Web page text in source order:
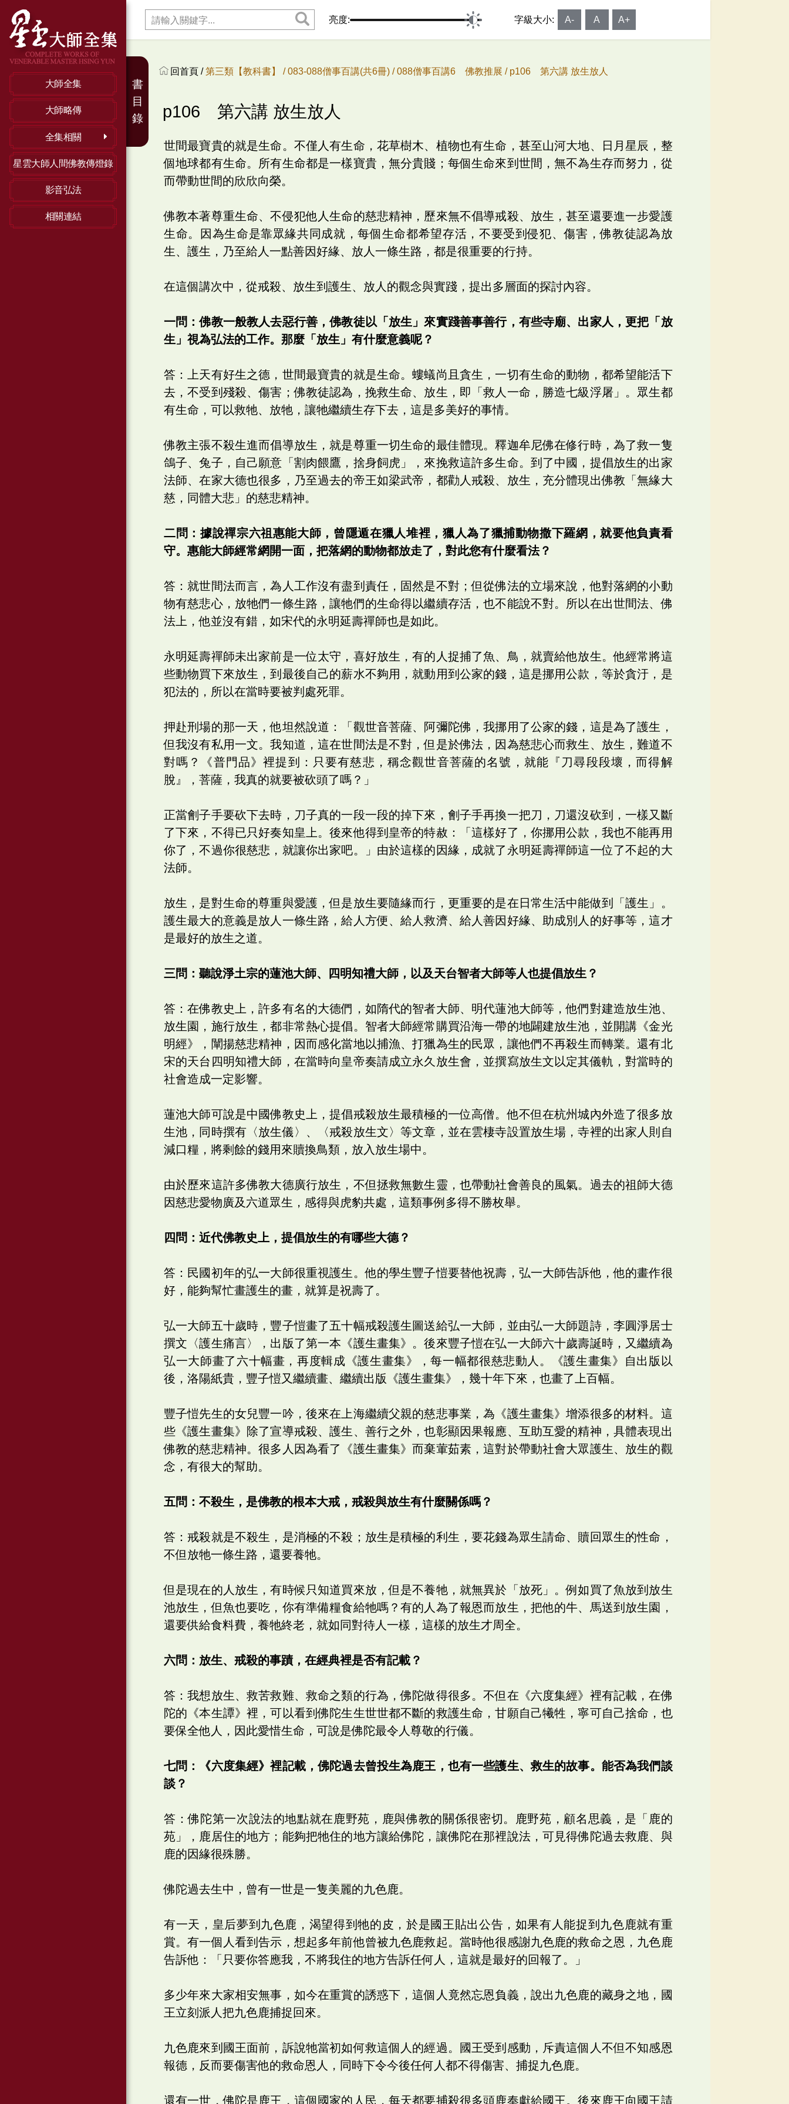
大師全集
大師略傳
全集相關
星雲大師人間佛教傳燈錄
影音弘法
相關連結
亮度: 字級大小: A- A A+
回首頁 /第三類【教科書】 /083-088僧事百講(共6冊) /088僧事百講6 佛教推展 / p106 第六講 放生放人
p106 第六講 放生放人
世間最寶貴的就是生命。不僅人有生命，花草樹木、植物也有生命，甚至山河大地、日月星辰，整
個地球都有生命。所有生命都是一樣寶貴，無分貴賤；每個生命來到世間，無不為生存而努力，從
而帶動世間的欣欣向榮。
佛教本著尊重生命、不侵犯他人生命的慈悲精神，歷來無不倡導戒殺、放生，甚至還要進一步愛護
生命。因為生命是靠眾緣共同成就，每個生命都希望存活，不要受到侵犯、傷害，佛教徒認為放
生、護生，乃至給人一點善因好緣、放人一條生路，都是很重要的行持。
在這個講次中，從戒殺、放生到護生、放人的觀念與實踐，提出多層面的探討內容。
一問：佛教一般教人去惡行善，佛教徒以「放生」來實踐善事善行，有些寺廟、出家人，更把「放
生」視為弘法的工作。那麼「放生」有什麼意義呢？
答：上天有好生之德，世間最寶貴的就是生命。螻蟻尚且貪生，一切有生命的動物，都希望能活下
去，不受到殘殺、傷害；佛教徒認為，挽救生命、放生，即「救人一命，勝造七級浮屠」。眾生都
有生命，可以救牠、放牠，讓牠繼續生存下去，這是多美好的事情。
佛教主張不殺生進而倡導放生，就是尊重一切生命的最佳體現。釋迦牟尼佛在修行時，為了救一隻
鴿子、兔子，自己願意「割肉餵鷹，捨身飼虎」，來挽救這許多生命。到了中國，提倡放生的出家
法師、在家大德也很多，乃至過去的帝王如梁武帝，都勸人戒殺、放生，充分體現出佛教「無緣大
慈，同體大悲」的慈悲精神。
二問：據說禪宗六祖惠能大師，曾隱遁在獵人堆裡，獵人為了獵捕動物撒下羅網，就要他負責看
守。惠能大師經常網開一面，把落網的動物都放走了，對此您有什麼看法？
答：就世間法而言，為人工作沒有盡到責任，固然是不對；但從佛法的立場來說，他對落網的小動
物有慈悲心，放牠們一條生路，讓牠們的生命得以繼續存活，也不能說不對。所以在出世間法、佛
法上，他並沒有錯，如宋代的永明延壽禪師也是如此。
永明延壽禪師未出家前是一位太守，喜好放生，有的人捉捕了魚、鳥，就賣給他放生。他經常將這
些動物買下來放生，到最後自己的薪水不夠用，就動用到公家的錢，這是挪用公款，等於貪汙，是
犯法的，所以在當時要被判處死罪。
押赴刑場的那一天，他坦然說道：「觀世音菩薩、阿彌陀佛，我挪用了公家的錢，這是為了護生，
但我沒有私用一文。我知道，這在世間法是不對，但是於佛法，因為慈悲心而救生、放生，難道不
對嗎？《普門品》裡提到：只要有慈悲，稱念觀世音菩薩的名號，就能『刀尋段段壞，而得解
脫』，菩薩，我真的就要被砍頭了嗎？」
正當劊子手要砍下去時，刀子真的一段一段的掉下來，劊子手再換一把刀，刀還沒砍到，一樣又斷
了下來，不得已只好奏知皇上。後來他得到皇帝的特赦：「這樣好了，你挪用公款，我也不能再用
你了，不過你很慈悲，就讓你出家吧。」由於這樣的因緣，成就了永明延壽禪師這一位了不起的大
法師。
放生，是對生命的尊重與愛護，但是放生要隨緣而行，更重要的是在日常生活中能做到「護生」。
護生最大的意義是放人一條生路，給人方便、給人救濟、給人善因好緣、助成別人的好事等，這才
是最好的放生之道。
三問：聽說淨土宗的蓮池大師、四明知禮大師，以及天台智者大師等人也提倡放生？
答：在佛教史上，許多有名的大德們，如隋代的智者大師、明代蓮池大師等，他們對建造放生池、
放生園，施行放生，都非常熱心提倡。智者大師經常購買沿海一帶的地闢建放生池，並開講《金光
明經》，闡揚慈悲精神，因而感化當地以捕漁、打獵為生的民眾，讓他們不再殺生而轉業。還有北
宋的天台四明知禮大師，在當時向皇帝奏請成立永久放生會，並撰寫放生文以定其儀軌，對當時的
社會造成一定影響。
蓮池大師可說是中國佛教史上，提倡戒殺放生最積極的一位高僧。他不但在杭州城內外造了很多放
生池，同時撰有〈放生儀〉、〈戒殺放生文〉等文章，並在雲棲寺設置放生場，寺裡的出家人則自
減口糧，將剩餘的錢用來贖換鳥類，放入放生場中。
由於歷來這許多佛教大德廣行放生，不但拯救無數生靈，也帶動社會善良的風氣。過去的祖師大德
因慈悲愛物廣及六道眾生，感得與虎豹共處，這類事例多得不勝枚舉。
四問：近代佛教史上，提倡放生的有哪些大德？
答：民國初年的弘一大師很重視護生。他的學生豐子愷要替他祝壽，弘一大師告訴他，他的畫作很
好，能夠幫忙畫護生的畫，就算是祝壽了。
弘一大師五十歲時，豐子愷畫了五十幅戒殺護生圖送給弘一大師，並由弘一大師題詩，李圓淨居士
撰文〈護生痛言〉，出版了第一本《護生畫集》。後來豐子愷在弘一大師六十歲壽誕時，又繼續為
弘一大師畫了六十幅畫，再度輯成《護生畫集》，每一幅都很慈悲動人。《護生畫集》自出版以
後，洛陽紙貴，豐子愷又繼續畫、繼續出版《護生畫集》，幾十年下來，也畫了上百幅。
豐子愷先生的女兒豐一吟，後來在上海繼續父親的慈悲事業，為《護生畫集》增添很多的材料。這
些《護生畫集》除了宣導戒殺、護生、善行之外，也彰顯因果報應、互助互愛的精神，具體表現出
佛教的慈悲精神。很多人因為看了《護生畫集》而棄葷茹素，這對於帶動社會大眾護生、放生的觀
念，有很大的幫助。
五問：不殺生，是佛教的根本大戒，戒殺與放生有什麼關係嗎？
答：戒殺就是不殺生，是消極的不殺；放生是積極的利生，要花錢為眾生請命、贖回眾生的性命，
不但放牠一條生路，還要養牠。
但是現在的人放生，有時候只知道買來放，但是不養牠，就無異於「放死」。例如買了魚放到放生
池放生，但魚也要吃，你有準備糧食給牠嗎？有的人為了報恩而放生，把他的牛、馬送到放生園，
還要供給食料費，養牠終老，就如同對待人一樣，這樣的放生才周全。
六問：放生、戒殺的事蹟，在經典裡是否有記載？
答：我想放生、救苦救難、救命之類的行為，佛陀做得很多。不但在《六度集經》裡有記載，在佛
陀的《本生譚》裡，可以看到佛陀生生世世都不斷的救護生命，甘願自己犧牲，寧可自己捨命，也
要保全他人，因此愛惜生命，可說是佛陀最令人尊敬的行儀。
七問：《六度集經》裡記載，佛陀過去曾投生為鹿王，也有一些護生、救生的故事。能否為我們談
談？
答：佛陀第一次說法的地點就在鹿野苑，鹿與佛教的關係很密切。鹿野苑，顧名思義，是「鹿的
苑」，鹿居住的地方；能夠把牠住的地方讓給佛陀，讓佛陀在那裡說法，可見得佛陀過去救鹿、與
鹿的因緣很殊勝。
佛陀過去生中，曾有一世是一隻美麗的九色鹿。
有一天，皇后夢到九色鹿，渴望得到牠的皮，於是國王貼出公告，如果有人能捉到九色鹿就有重
賞。有一個人看到告示，想起多年前他曾被九色鹿救起。當時他很感謝九色鹿的救命之恩，九色鹿
告訴他：「只要你答應我，不將我住的地方告訴任何人，這就是最好的回報了。」
多少年來大家相安無事，如今在重賞的誘惑下，這個人竟然忘恩負義，說出九色鹿的藏身之地，國
王立刻派人把九色鹿捕捉回來。
九色鹿來到國王面前，訴說牠當初如何救這個人的經過。國王受到感動，斥責這個人不但不知感恩
報德，反而要傷害他的救命恩人，同時下令今後任何人都不得傷害、捕捉九色鹿。
還有一世，佛陀是鹿王，這個國家的人民，每天都要捕殺很多頭鹿奉獻給國王。後來鹿王向國王請
書
目
錄